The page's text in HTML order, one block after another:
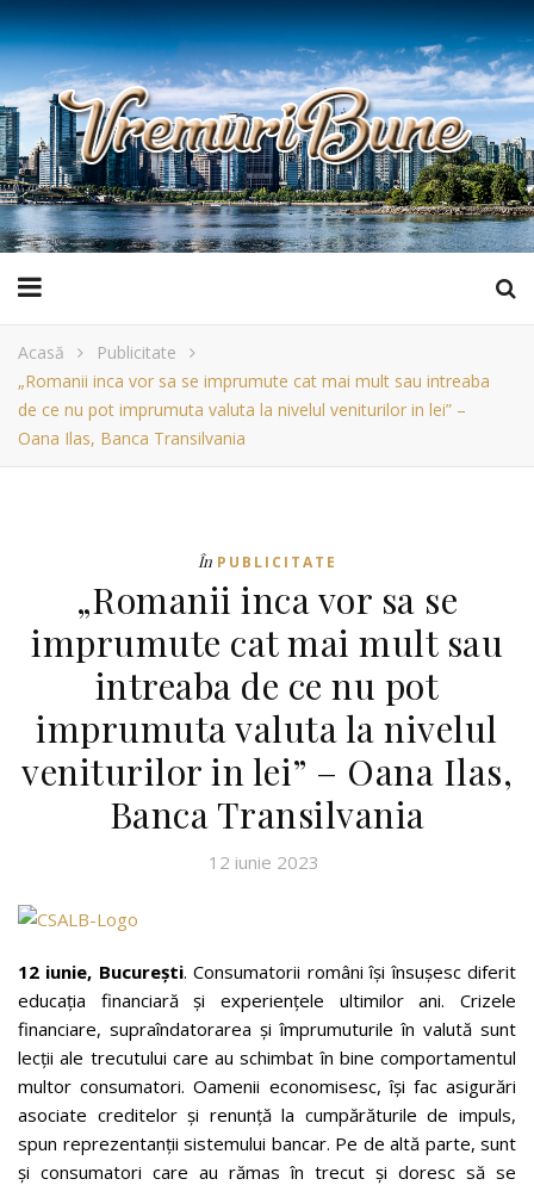
Acasă
Publicitate
„Romanii inca vor sa se imprumute cat mai mult sau intreaba
de ce nu pot imprumuta valuta la nivelul veniturilor in lei” –
Oana Ilas, Banca Transilvania
În PUBLICITATE
„Romanii inca vor sa se
imprumute cat mai mult sau
intreaba de ce nu pot
imprumuta valuta la nivelul
veniturilor in lei” – Oana Ilas,
Banca Transilvania
12 iunie 2023
12 iunie, București. Consumatorii români își însușesc diferit
educația financiară și experiențele ultimilor ani. Crizele
financiare, supraîndatorarea și împrumuturile în valută sunt
lecții ale trecutului care au schimbat în bine comportamentul
multor consumatori. Oamenii economisesc, își fac asigurări
asociate creditelor și renunță la cumpărăturile de impuls,
spun reprezentanții sistemului bancar. Pe de altă parte, sunt
și consumatori care au rămas în trecut și doresc să se